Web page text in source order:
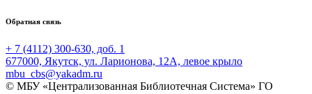
Обратная связь
+ 7 (4112) 300-630, доб. 1
677000, Якутск, ул. Ларионова, 12А, левое крыло
mbu_cbs@yakadm.ru
© МБУ «Централизованная Библиотечная Система» ГО